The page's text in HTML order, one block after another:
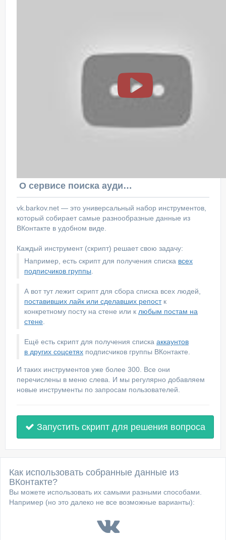
О сервисе поиска аудитории ВКонтакте
vk.barkov.net — это универсальный набор инструментов,
который собирает самые разнообразные данные из
ВКонтакте в удобном виде.
Каждый инструмент (скрипт) решает свою задачу:
Например, есть скрипт для получения списка всех
подписчиков группы
А вот тут лежит скрипт для сбора списка всех людей,
поставивших лайк или сделавших репостк
конкретному посту на стене или к любым постам на
стене
Ещё есть скрипт для получения списка аккаунтов
в других соцсетях подписчиков группы ВКонтакте.
И таких инструментов уже более 300. Все они
перечислены в меню слева. И мы регулярно добавляем
новые инструменты по запросам пользователей.
Запустить скрипт для решения вопроса
Как использовать собранные данные из
ВКонтакте?
Вы можете использовать их самыми разными способами.
Например (но это далеко не все возможные варианты):